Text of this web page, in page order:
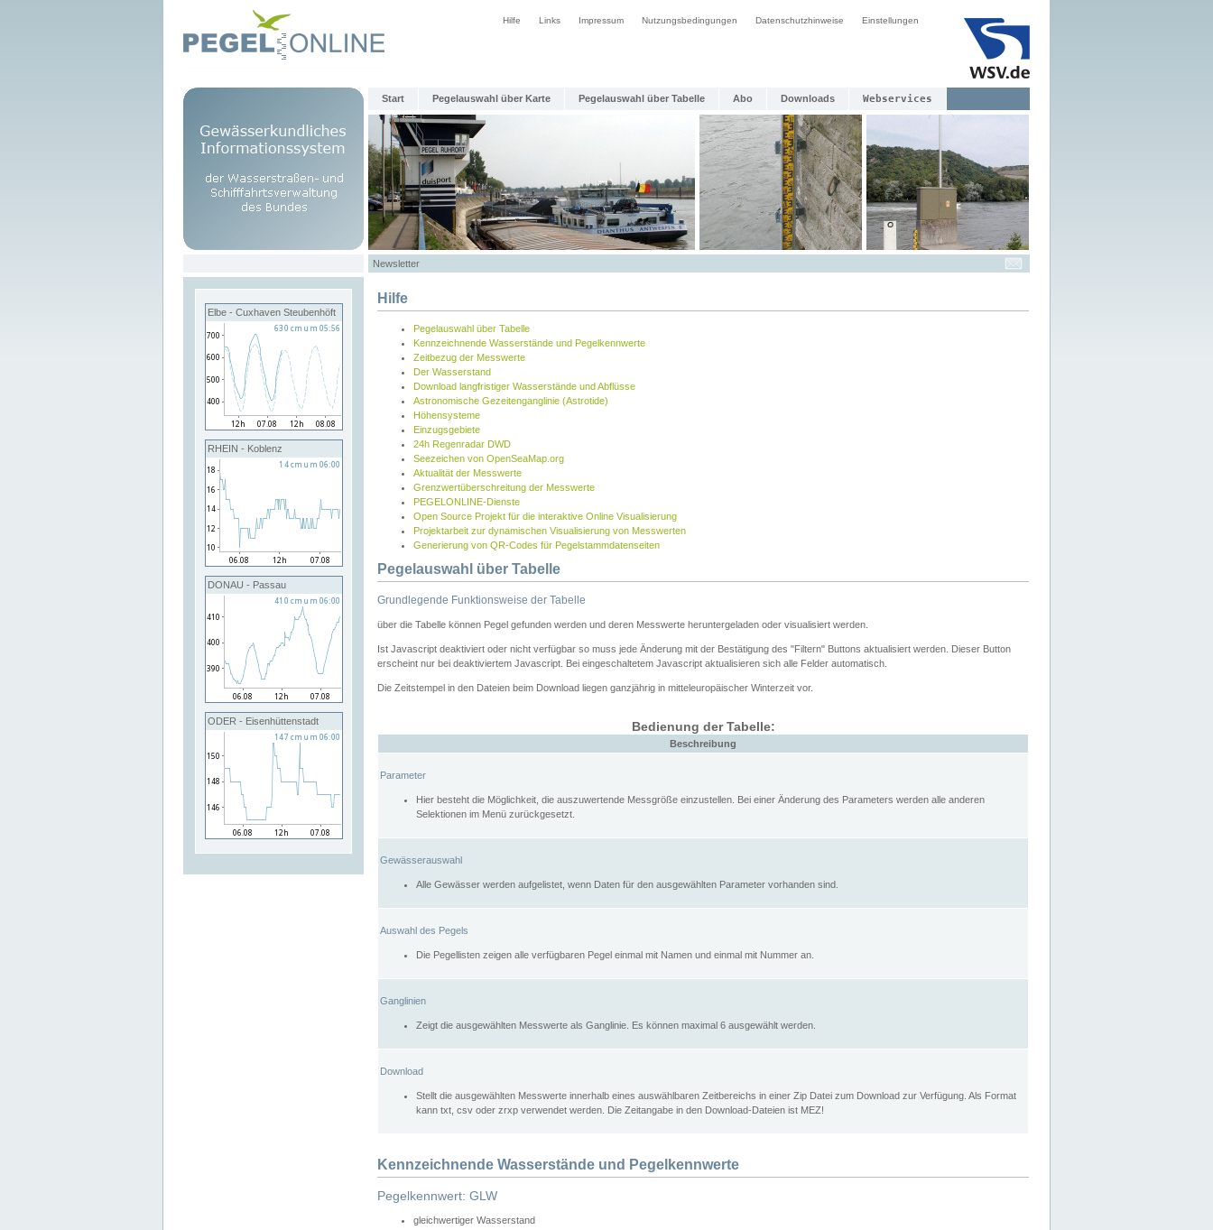
Hilfe Links Impressum Nutzungsbedingungen Datenschutzhinweise Einstellungen
Start Pegelauswahl über Karte Pegelauswahl über Tabelle Abo Downloads Webservices
Newsletter
Elbe - Cuxhaven Steubenhöft
RHEIN - Koblenz
DONAU - Passau
ODER - Eisenhüttenstadt
Hilfe
Pegelauswahl über Tabelle
Kennzeichnende Wasserstände und Pegelkennwerte
Zeitbezug der Messwerte
Der Wasserstand
Download langfristiger Wasserstände und Abflüsse
Astronomische Gezeitenganglinie (Astrotide)
Höhensysteme
Einzugsgebiete
24h Regenradar DWD
Seezeichen von OpenSeaMap.org
Aktualität der Messwerte
Grenzwertüberschreitung der Messwerte
PEGELONLINE-Dienste
Open Source Projekt für die interaktive Online Visualisierung
Projektarbeit zur dynamischen Visualisierung von Messwerten
Generierung von QR-Codes für Pegelstammdatenseiten
Pegelauswahl über Tabelle
Grundlegende Funktionsweise der Tabelle
über die Tabelle können Pegel gefunden werden und deren Messwerte heruntergeladen oder visualisiert werden.
Ist Javascript deaktiviert oder nicht verfügbar so muss jede Änderung mit der Bestätigung des "Filtern" Buttons aktualisiert werden. Dieser Button
erscheint nur bei deaktiviertem Javascript. Bei eingeschaltetem Javascript aktualisieren sich alle Felder automatisch.
Die Zeitstempel in den Dateien beim Download liegen ganzjährig in mitteleuropäischer Winterzeit vor.
Bedienung der Tabelle:
Beschreibung
Parameter
Hier besteht die Möglichkeit, die auszuwertende Messgröße einzustellen. Bei einer Änderung des Parameters werden alle anderen
Selektionen im Menü zurückgesetzt.
Gewässerauswahl
Alle Gewässer werden aufgelistet, wenn Daten für den ausgewählten Parameter vorhanden sind.
Auswahl des Pegels
Die Pegellisten zeigen alle verfügbaren Pegel einmal mit Namen und einmal mit Nummer an.
Ganglinien
Zeigt die ausgewählten Messwerte als Ganglinie. Es können maximal 6 ausgewählt werden.
Download
Stellt die ausgewählten Messwerte innerhalb eines auswählbaren Zeitbereichs in einer Zip Datei zum Download zur Verfügung. Als Format
kann txt, csv oder zrxp verwendet werden. Die Zeitangabe in den Download-Dateien ist MEZ!
Kennzeichnende Wasserstände und Pegelkennwerte
Pegelkennwert: GLW
gleichwertiger Wasserstand